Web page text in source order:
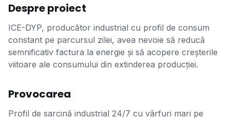
Despre proiect
ICE-DYP, producător industrial cu profil de consum
constant pe parcursul zilei, avea nevoie să reducă
semnificativ factura la energie și să acopere creșterile
viitoare ale consumului din extinderea producției.
Provocarea
Profil de sarcină industrial 24/7 cu vârfuri mari pe